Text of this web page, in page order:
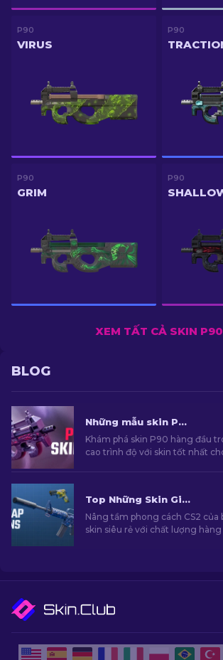
P90
VIRUS
P90
P90
GRIM
P90
XEM TẤT CẢ SKIN P90
BLOG
Những mẫu skin P90 tốt Nhất Trong CS2: Bảng Xếp Hạng [2026]
Khám phá skin P90 hàng đầu
cao trình độ với skin tốt nhất
Top Những Skin Giá Rẻ Hàng Đầu Trong CS2 [2026]
Nâng tầm phong cách CS2 của
skin siêu rẻ với chất lượng